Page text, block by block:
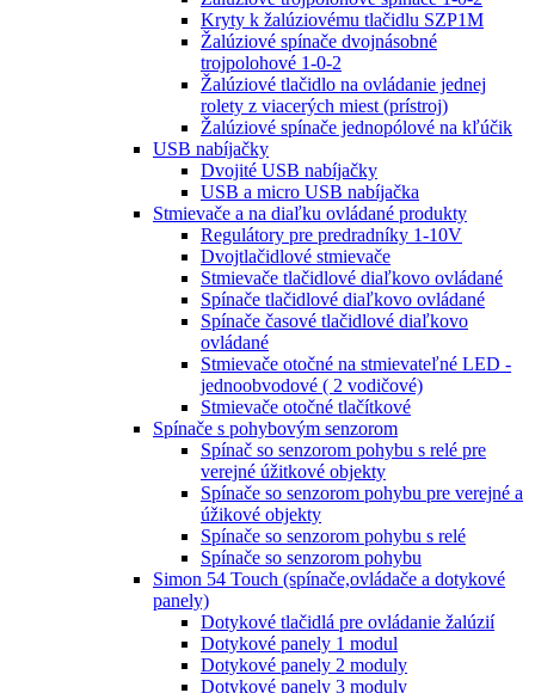
Kryty k žalúziovému tlačidlu SZP1M
Žalúziové spínače dvojnásobné
trojpolohové 1-0-2
Žalúziové tlačidlo na ovládanie jednej
rolety z viacerých miest (prístroj)
Žalúziové spínače jednopólové na kľúčik
USB nabíjačky
Dvojité USB nabíjačky
USB a micro USB nabíjačka
Stmievače a na diaľku ovládané produkty
Regulátory pre predradníky 1-10V
Dvojtlačidlové stmievače
Stmievače tlačidlové diaľkovo ovládané
Spínače tlačidlové diaľkovo ovládané
Spínače časové tlačidlové diaľkovo
ovládané
Stmievače otočné na stmievateľné LED -
jednoobvodové ( 2 vodičové)
Stmievače otočné tlačítkové
Spínače s pohybovým senzorom
Spínač so senzorom pohybu s relé pre
verejné úžitkové objekty
Spínače so senzorom pohybu pre verejné a
úžikové objekty
Spínače so senzorom pohybu s relé
Spínače so senzorom pohybu
Simon 54 Touch (spínače,ovládače a dotykové
panely)
Dotykové tlačidlá pre ovládanie žalúzií
Dotykové panely 1 modul
Dotykové panely 2 moduly
Dotykové panely 3 moduly